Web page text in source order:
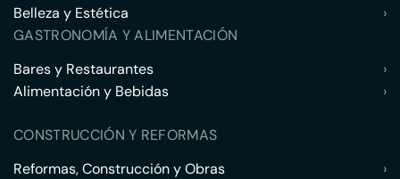
Belleza y Estética
›
GASTRONOMÍA Y ALIMENTACIÓN
Bares y Restaurantes
›
Alimentación y Bebidas
›
CONSTRUCCIÓN Y REFORMAS
Reformas, Construcción y Obras
›